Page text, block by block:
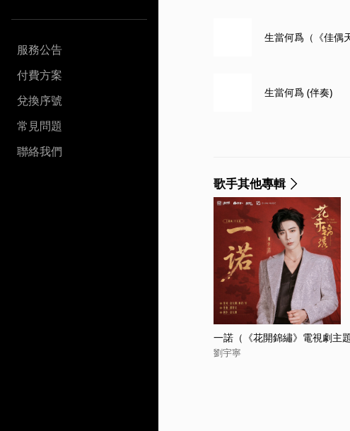
服務公告
付費方案
兌換序號
常見問題
聯絡我們
生當何爲（《佳偶
生當何爲 (伴奏)
歌手其他專輯
一諾（《花開錦繡》電視劇主
劉宇寧